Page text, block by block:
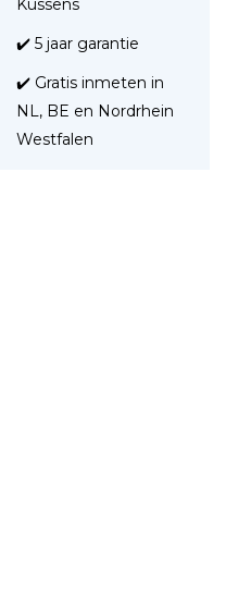
Kussens
✔️ 5 jaar garantie
✔️ Gratis inmeten in
NL, BE en Nordrhein
Westfalen